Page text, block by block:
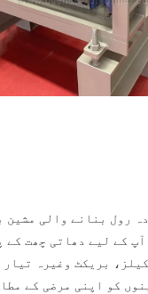
رول بنانے والی مشین
کے لیے دھاتی چھت کے
بریکٹ وغیرہ تیار
کو اپنی مرضی کے